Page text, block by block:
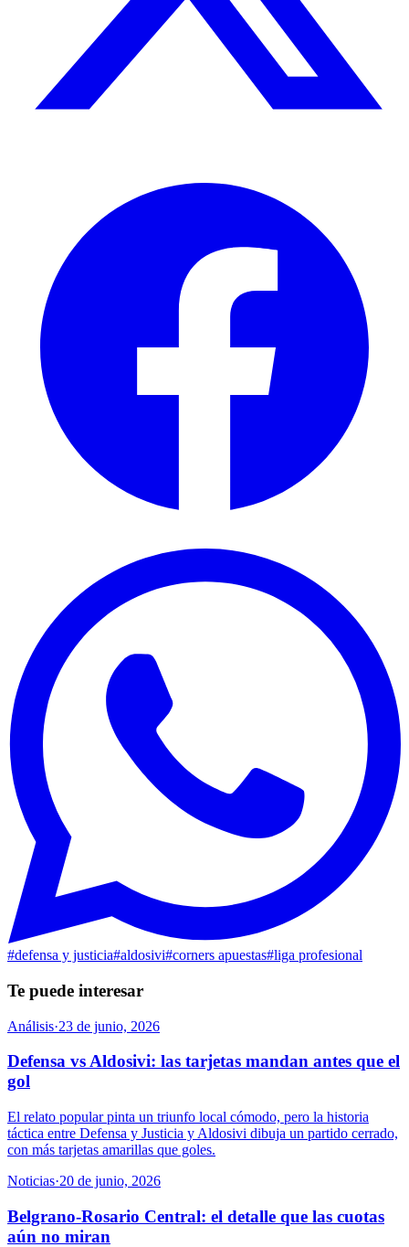
#defensa y justicia#aldosivi#corners apuestas#liga profesional
Te puede interesar
Análisis·23 de junio, 2026
Defensa vs Aldosivi: las tarjetas mandan antes que el
gol
El relato popular pinta un triunfo local cómodo, pero la historia
táctica entre Defensa y Justicia y Aldosivi dibuja un partido cerrado,
con más tarjetas amarillas que goles.
Noticias·20 de junio, 2026
Belgrano-Rosario Central: el detalle que las cuotas
aún no miran